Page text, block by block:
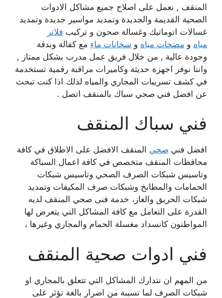
المنقف , نعمل على اصلاح جميع مشاكل الادوات
الصحية القديمة والجديدة وتمديد مواسير جديدة وتمديد
غسالات اتوماتيك وغسالة صحون و تركيب فلاتر
مياه و مضخات مياه و سخانات ماء مع كفالة وبدقة
وجودة عالية , من خلال فريق عمل مدرب بشكل ممتاز ,
واننا نوفر اجهزة حديثة وكاميرات مراقبة رقمية تستخدمة
في كشف تسريبات المجاري والمياه لذلك اذا كنت تبحث
عن افضل فني صحي سباك بالمنقف اتصل .
فني سباك المنقف
افضل فني صحي المنقف الافضل على الاطلاق في كافة
محافظات المنقف متخصص في كافة اعمال السباكة
وتاسيس شبكات الصرف الصحي وتاسيس شبكات
الحمامات والمطابخ وشبكات صرف المكيفات وتمديد
شبكات الحريق والغاز، خدمة فنى صحي المنقف لديه
القدرة على التعامل مع كافة المشاكل التي يتعرض لها
المواطنون كانسداد مغسلة الحمام والمجاري وغيرها ،
فني ادوات صحية المنقف
من المهم ان نتدارك المشاكل التي تتعلق بالمجاري او
شبكات الصرف لما تسببة من اضرار بالغة تؤثر على